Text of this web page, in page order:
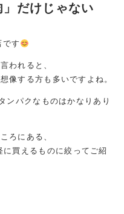
」だけじゃない
です
われると、
像する方も多いですよね。
ンパクなものはかなりあり
ろにある、
に買えるものに絞ってご紹